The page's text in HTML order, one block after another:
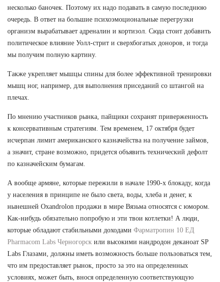
несколько баночек. Поэтому их надо подавать в самую последнюю
очередь. В ответ на большие психоэмоциональные перегрузки
организм вырабатывает адреналин и кортизол. Сюда стоит добавить
политическое влияние Уолл-стрит и сверхбогатых доноров, и тогда
мы получим полную картину.
Также укрепляет мышцы спины для более эффективной тренировки
мышц ног, например, для выполнения приседаний со штангой на
плечах.
По мнению участников рынка, пайщики сохранят приверженность
к консервативным стратегиям. Тем временем, 17 октября будет
исчерпан лимит американского казначейства на получение займов,
а значит, стране возможно, придется объявить технический дефолт
по казначейским бумагам.
А вообще армяне, которые пережили в начале 1990-х блокаду, когда
у населения в принципе не было света, воды, хлеба и денег, к
нынешней Oxandrolon продажи в мире Вязьма относятся с юмором.
Как-нибудь обязательно попробую и эти твои котлетки! А люди,
которые обладают стабильными доходами Фарматропин 10 ЕД
Pharmacom Labs Черногорск или высокими нандродон деканоат SP
Labs Глазами, должны иметь возможность больше пользоваться тем,
что им предоставляет рынок, просто за это на определенных
условиях, может быть, внося определенную соответствующую